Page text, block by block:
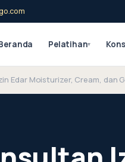
Pelatihan▾
Edar Moisturizer, Cream, dan